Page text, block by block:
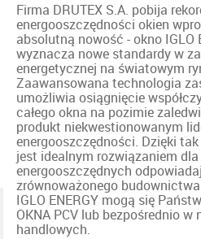
Firma DRUTEX S.A. pobija
energooszczędności okien
absolutną nowość - okno IGLO
wyznacza nowe standardy w
energetycznej na światowym
Zaawansowana technologia
umożliwia osiągnięcie
całego okna na pozimie
produkt niekwestionowanym
energooszczędności. Dzięki
jest idealnym rozwiązaniem
energooszczędnych
zrównoważonego
IGLO ENERGY mogą się
OKNA PCV lub bezpośrednio
handlowych.